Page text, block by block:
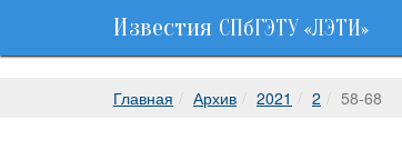
Известия СПбГЭТУ «ЛЭТИ»
Главная Архив 2021 2 58-68